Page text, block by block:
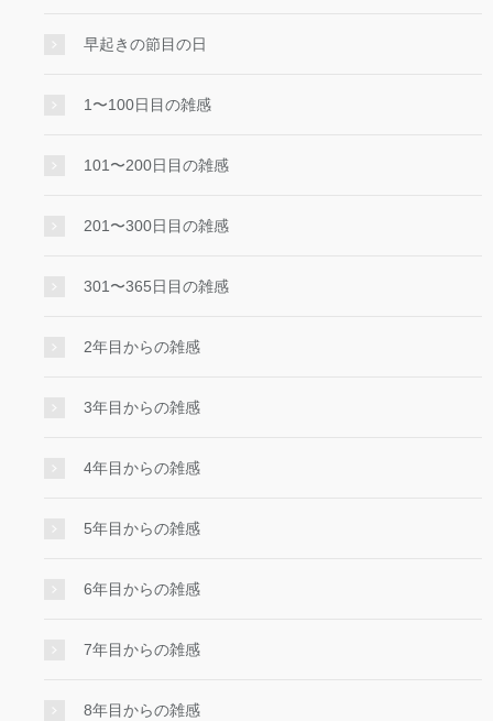
早起きの節目の日
1〜100日目の雑感
101〜200日目の雑感
201〜300日目の雑感
301〜365日目の雑感
2年目からの雑感
3年目からの雑感
4年目からの雑感
5年目からの雑感
6年目からの雑感
7年目からの雑感
8年目からの雑感